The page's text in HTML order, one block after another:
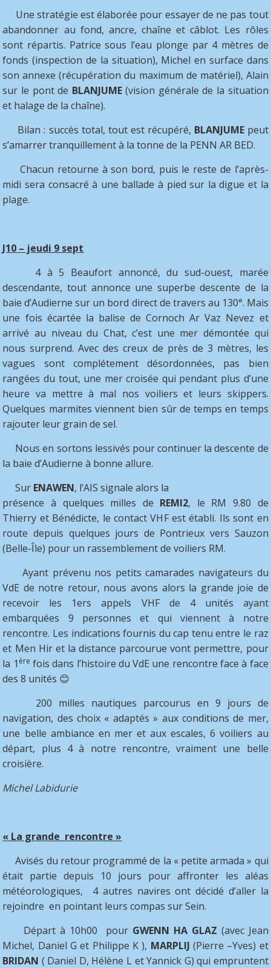
Une stratégie est élaborée pour essayer de ne pas tout
abandonner au fond, ancre, chaîne et câblot. Les rôles
sont répartis. Patrice sous l’eau plonge par 4 mètres de
fonds (inspection de la situation), Michel en surface dans
son annexe (récupération du maximum de matériel), Alain
sur le pont de BLANJUME(vision générale de la situation
et halage de la chaîne).
Bilan : succès total, tout est récupéré, BLANJUMEpeut
s’amarrer tranquillement à la tonne de la PENN AR BED.
Chacun retourne à son bord, puis le reste de l’après-
midi sera consacré à une ballade à pied sur la digue et la
plage.
J10 – jeudi 9 sept
4 à 5 Beaufort annoncé, du sud-ouest, marée
descendante, tout annonce une superbe descente de la
baie d’Audierne sur un bord direct de travers au 130°. Mais
une fois écartée la balise de Cornoch Ar Vaz Nevez et
arrivé au niveau du Chat, c’est une mer démontée qui
nous surprend. Avec des creux de près de 3 mètres, les
vagues sont complétement désordonnées, pas bien
rangées du tout, une mer croisée qui pendant plus d’une
heure va mettre à mal nos voiliers et leurs skippers.
Quelques marmites viennent bien sûr de temps en temps
rajouter leur grain de sel.
Nous en sortons lessivés pour continuer la descente de
la baie d’Audierne à bonne allure.
Sur ENAWEN, l’AIS signale alors la
présence à quelques milles de REMI2, le RM 9.80 de
Thierry et Bénédicte, le contact VHF est établi. Ils sont en
route depuis quelques jours de Pontrieux vers Sauzon
(Belle-Île) pour un rassemblement de voiliers RM.
Ayant prévenu nos petits camarades navigateurs du
VdE de notre retour, nous avons alors la grande joie de
recevoir les 1ers appels VHF de 4 unités ayant
embarquées 9 personnes et qui viennent à notre
rencontre. Les indications fournis du cap tenu entre le raz
et Men Hir et la distance parcourue vont permettre, pour
la 1 ère fois dans l’histoire du VdE une rencontre face à face
des 8 unités 😊
200 milles nautiques parcourus en 9 jours de
navigation, des choix « adaptés » aux conditions de mer,
une belle ambiance en mer et aux escales, 6 voiliers au
départ, plus 4 à notre rencontre, vraiment une belle
croisière.
Michel Labidurie
« La grande rencontre »
Avisés du retour programmé de la « petite armada » qui
était partie depuis 10 jours pour affronter les aléas
météorologiques, 4 autres navires ont décidé d’aller la
rejoindre en pointant leurs compas sur Sein.
Départ à 10h00 pour GWENN HA GLAZ (avec Jean
Michel, Daniel G et Philippe K ), MARPLIJ (Pierre –Yves) et
BRIDAN ( Daniel D, Hélène L et Yannick G) qui empruntent